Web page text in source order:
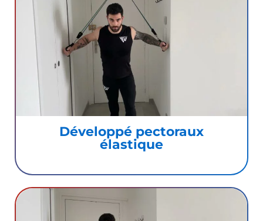
Développé pectoraux
élastique